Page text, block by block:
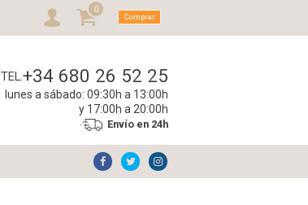
0
Comprar
TEL.+34 680 26 52 25
lunes a sábado: 09:30h a 13:00h
y 17:00h a 20:00h
Envío en 24h